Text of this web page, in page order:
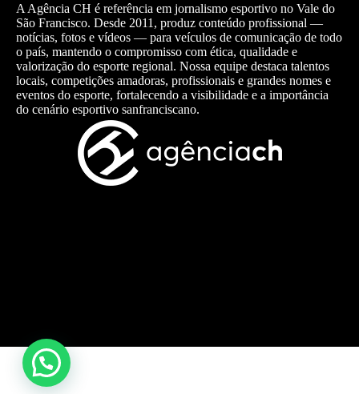
A Agência CH é referência em jornalismo esportivo no Vale do
São Francisco. Desde 2011, produz conteúdo profissional —
notícias, fotos e vídeos — para veículos de comunicação de todo
o país, mantendo o compromisso com ética, qualidade e
valorização do esporte regional. Nossa equipe destaca talentos
locais, competições amadoras, profissionais e grandes nomes e
eventos do esporte, fortalecendo a visibilidade e a importância
do cenário esportivo sanfranciscano.